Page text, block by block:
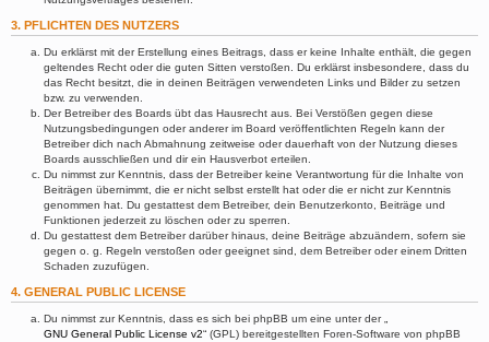
3. PFLICHTEN DES NUTZERS
Du erklärst mit der Erstellung eines Beitrags, dass er keine Inhalte enthält, die gegen
geltendes Recht oder die guten Sitten verstoßen. Du erklärst insbesondere, dass du
das Recht besitzt, die in deinen Beiträgen verwendeten Links und Bilder zu setzen
bzw. zu verwenden.
Der Betreiber des Boards übt das Hausrecht aus. Bei Verstößen gegen diese
Nutzungsbedingungen oder anderer im Board veröffentlichten Regeln kann der
Betreiber dich nach Abmahnung zeitweise oder dauerhaft von der Nutzung dieses
Boards ausschließen und dir ein Hausverbot erteilen.
Du nimmst zur Kenntnis, dass der Betreiber keine Verantwortung für die Inhalte von
Beiträgen übernimmt, die er nicht selbst erstellt hat oder die er nicht zur Kenntnis
genommen hat. Du gestattest dem Betreiber, dein Benutzerkonto, Beiträge und
Funktionen jederzeit zu löschen oder zu sperren.
Du gestattest dem Betreiber darüber hinaus, deine Beiträge abzuändern, sofern sie
gegen o. g. Regeln verstoßen oder geeignet sind, dem Betreiber oder einem Dritten
Schaden zuzufügen.
4. GENERAL PUBLIC LICENSE
Du nimmst zur Kenntnis, dass es sich bei phpBB um eine unter der „
GNU General Public License v2“ (GPL) bereitgestellten Foren-Software von phpBB